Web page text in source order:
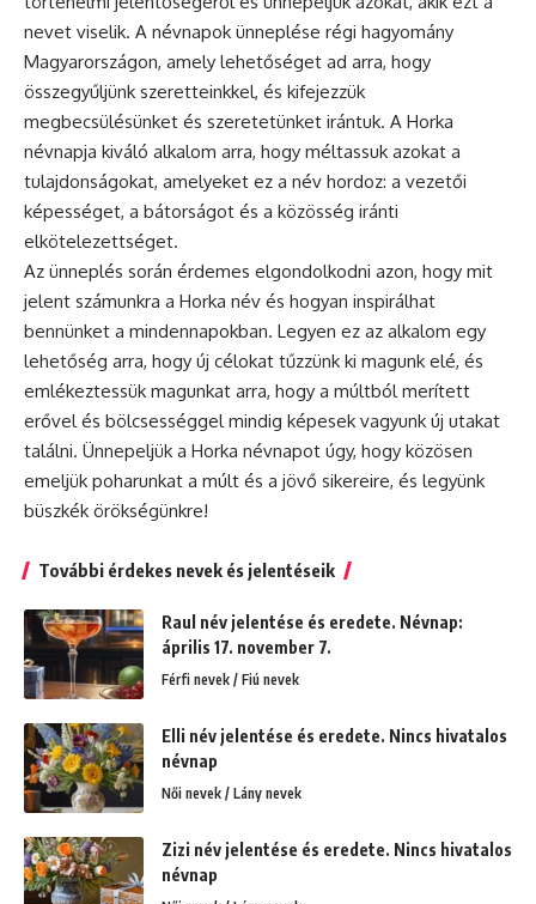
nevet viselik. A névnapok ünneplése régi hagyomány
Magyarországon, amely lehetőséget ad arra, hogy
összegyűljünk szeretteinkkel, és kifejezzük
megbecsülésünket és szeretetünket irántuk. A Horka
névnapja kiváló alkalom arra, hogy méltassuk azokat a
tulajdonságokat, amelyeket ez a név hordoz: a vezetői
képességet, a bátorságot és a közösség iránti
elkötelezettséget.
Az ünneplés során érdemes elgondolkodni azon, hogy mit
jelent számunkra a Horka név és hogyan inspirálhat
bennünket a mindennapokban. Legyen ez az alkalom egy
lehetőség arra, hogy új célokat tűzzünk ki magunk elé, és
emlékeztessük magunkat arra, hogy a múltból merített
erővel és bölcsességgel mindig képesek vagyunk új utakat
találni. Ünnepeljük a Horka névnapot úgy, hogy közösen
emeljük poharunkat a múlt és a jövő sikereire, és legyünk
büszkék örökségünkre!
További érdekes nevek és jelentéseik
Raul név jelentése és eredete. Névnap:
április 17. november 7.
Férfi nevek / Fiú nevek
Elli név jelentése és eredete. Nincs hivatalos
névnap
Női nevek / Lány nevek
Zizi név jelentése és eredete. Nincs hivatalos
névnap